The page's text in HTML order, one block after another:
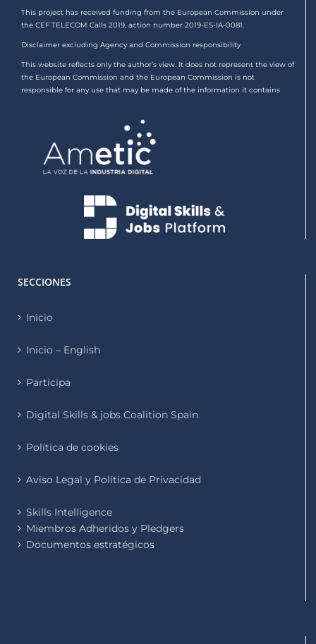
This project has received funding from the European Commission under
the CEF TELECOM Calls 2019, action number 2019-ES-IA-0081.
Disclaimer excluding Agency and Commission responsibility
This website reflects only the author’s view. It does not represent the view of
the European Commission and the European Commission is not
responsible for any use that may be made of the information it contains
SECCIONES
Inicio
Inicio – English
Participa
Digital Skills & jobs Coalition Spain
Política de cookies
Aviso Legal y Política de Privacidad
Skills Intelligence
Miembros Adheridos y Pledgers
Documentos estratégicos